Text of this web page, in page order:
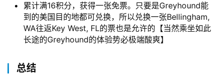
累计满16积分，获得一张免票。只要是Greyhound能
到的美国目的地都可兑换，所以兑换一张Bellingham,
WA往返Key West, FL的票也是允许的【当然乘坐如此
长途的Greyhound的体验势必极端酸爽】
总结